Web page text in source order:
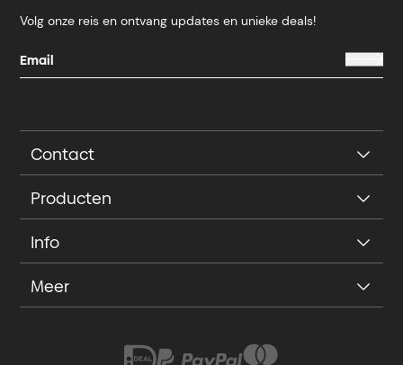
Volg onze reis en ontvang updates en unieke deals!
Contact
Producten
Info
Meer